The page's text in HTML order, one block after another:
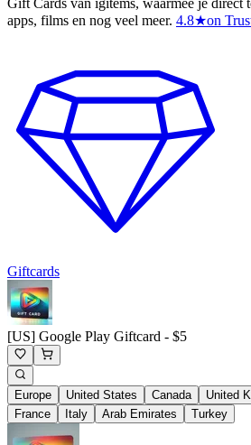
Gift Cards van igitems, waarmee je direct
apps, films en nog veel meer. 4.8★on
Giftcards
[US] Google Play Giftcard - $5
Europe United States Canada United
France
Italy Arab Emirates Turkey